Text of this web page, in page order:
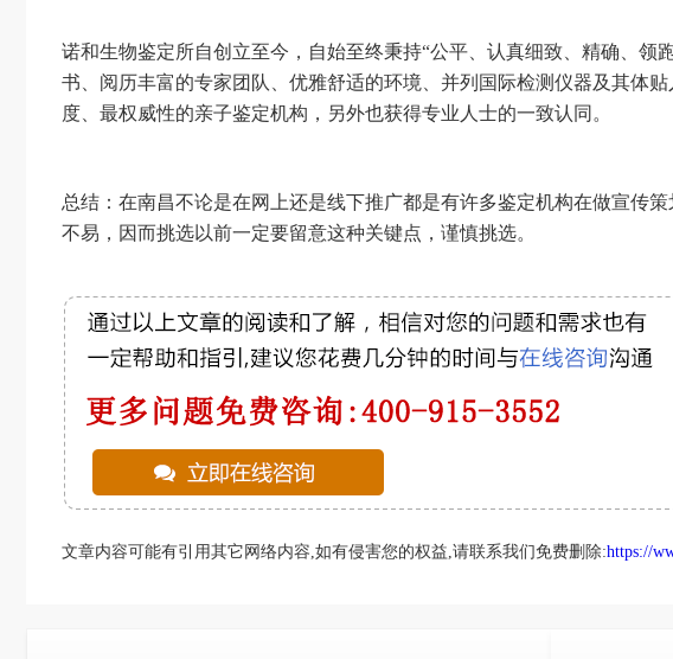
诺和生物鉴定所自创立至今，自始至终秉持“公平、认真细致、精确、领
书、阅历丰富的专家团队、优雅舒适的环境、并列国际检测仪器及其体
度、最权威性的亲子鉴定机构，另外也获得专业人士的一致认同。
总结：在南昌不论是在网上还是线下推广都是有许多鉴定机构在做宣传
不易，因而挑选以前一定要留意这种关键点，谨慎挑选。
文章内容可能有引用其它网络内容,如有侵害您的权益,请联系我们免费删除:https://